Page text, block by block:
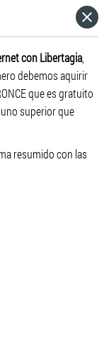
con Libertagia
debemos aquirir
que es gratuito
superior que
resumido con las